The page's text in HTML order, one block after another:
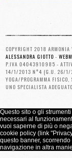
COPYRIGHT 2018
ALESSANDRA GIOTTO -
P.IVA 04043910985 -
14/1/2013 N°4 (G.U. 26/1/
YOGA/PROGRAMMA FISICO,
UNO SPECIALISTA
Questo sito o gli
necessari al
vuoi saperne di più o
cookie policy (link
questo banner,
navigazione in altra